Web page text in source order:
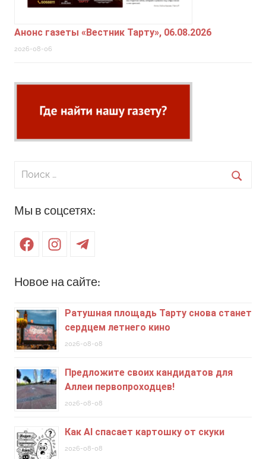
Анонс газеты «Вестник Тарту», 06.08.2026
2026-08-06
Поиск
Мы в соцсетях:
FacebookInstagramTelegram
Новое на сайте:
Ратушная площадь Тарту снова станет
сердцем летнего кино
2026-08-08
Предложите своих кандидатов для
Аллеи первопроходцев!
2026-08-08
Как AI спасает картошку от скуки
2026-08-08